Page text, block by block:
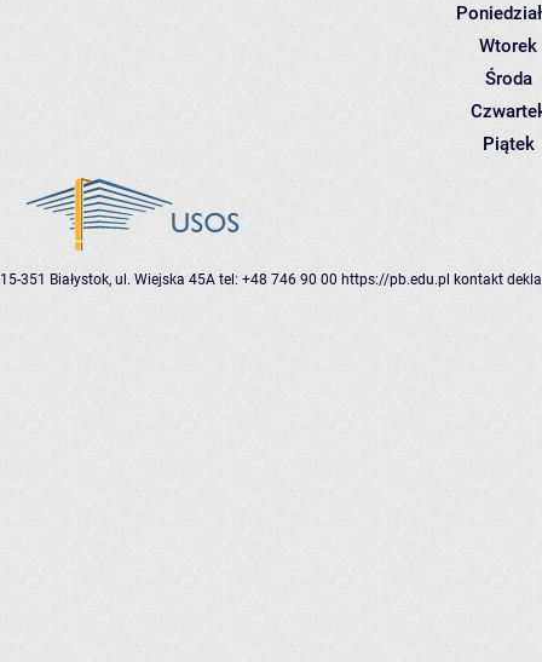
Wtorek
Środa
Piątek
15-351 Białystok, ul. Wiejska 45A tel: +48 746 90 00 https://pb.edu.pl kontakt